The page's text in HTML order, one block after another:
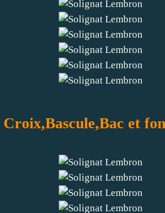
Croix,Bascule,Bac et